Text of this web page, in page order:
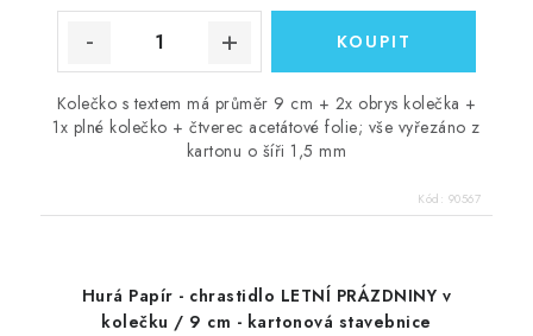
Kolečko s textem má průměr 9 cm + 2x obrys kolečka +
1x plné kolečko + čtverec acetátové folie; vše vyřezáno z
kartonu o šíři 1,5 mm
Kód: 90567
Hurá Papír - chrastidlo LETNÍ PRÁZDNINY v
kolečku / 9 cm - kartonová stavebnice